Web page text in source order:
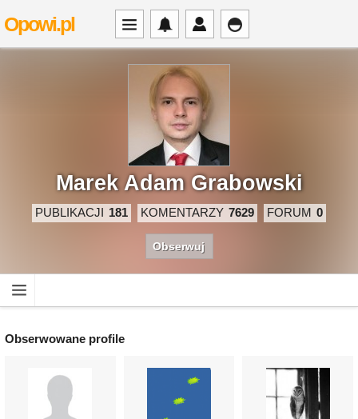
Opowi.pl
Marek Adam Grabowski
PUBLIKACJI 181 KOMENTARZY 7629 FORUM 0
Obserwuj
Obserwowane profile